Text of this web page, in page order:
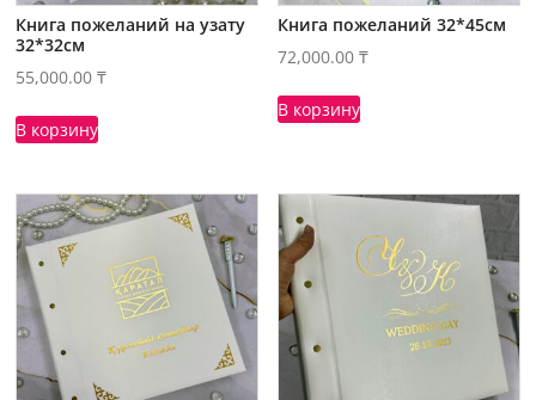
Книга пожеланий на узату
32*32см
55,000.00₸
В корзину
Книга пожеланий 32*45см
72,000.00₸
В корзину